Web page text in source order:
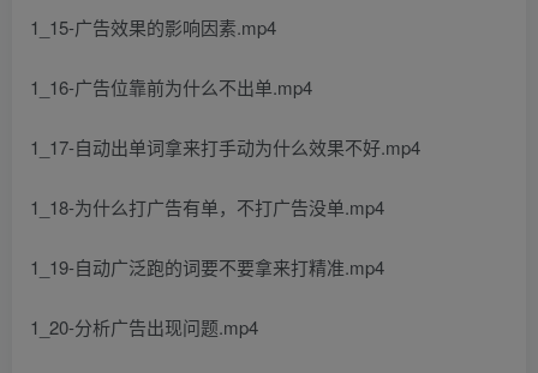
1_15-广告效果的影响因素.mp4
1_16-广告位靠前为什么不出单.mp4
1_17-自动出单词拿来打手动为什么效果不好.mp4
1_18-为什么打广告有单，不打广告没单.mp4
1_19-自动广泛跑的词要不要拿来打精准.mp4
1_20-分析广告出现问题.mp4